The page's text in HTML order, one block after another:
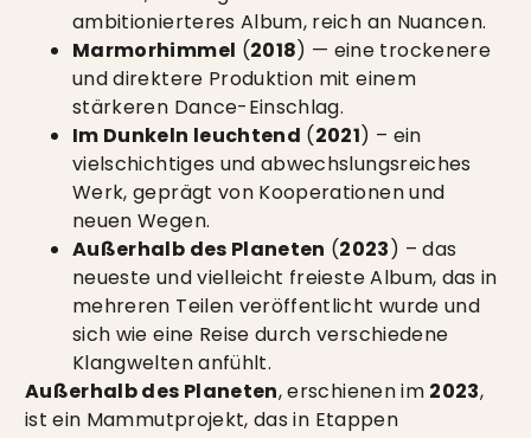
ambitionierteres Album, reich an Nuancen.
Marmorhimmel (2018) — eine trockenere
und direktere Produktion mit einem
stärkeren Dance-Einschlag.
Im Dunkeln leuchtend (2021) – ein
vielschichtiges und abwechslungsreiches
Werk, geprägt von Kooperationen und
neuen Wegen.
Außerhalb des Planeten (2023) – das
neueste und vielleicht freieste Album, das in
mehreren Teilen veröffentlicht wurde und
sich wie eine Reise durch verschiedene
Klangwelten anfühlt.
Außerhalb des Planeten, erschienen im 2023,
ist ein Mammutprojekt, das in Etappen